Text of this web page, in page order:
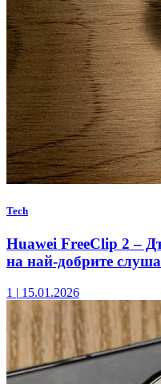
Tech
Huawei FreeClip 2 –
на най-добрите
1 | 15.01.2026